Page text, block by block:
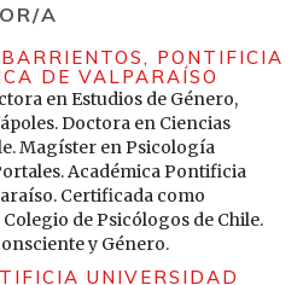
Enfoque feminista de
para abordar a la
un entendimiento teórico-
72.
griot/article/view/1553
Becerra, Ketty;
Pedroza, Tatiana &
Efectos performativos de
en el campo comunitario.
psicología y sociedad,
lim.vol11.num22.688
A
PONTIFICIA
DE VALPARAÍSO
en Estudios de Género,
Doctora en Ciencias
Magíster en Psicología
Académica Pontificia
Certificada como
de Psicólogos de Chile.
y Género.
UNIVERSIDAD